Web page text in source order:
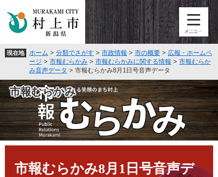
頭
。
飛
て
本
文
へ
現在地 ホーム > 分類でさがす > 市政情報 > 市の概要 > 広報・ホームペ
ージ > 市報むらかみ > 市報むらかみに関する情報 > 市報むらか
み音声データ > 市報むらかみ8月1日号音声データ
市報むらかみ
市報むらかみ8月1日号音声デ